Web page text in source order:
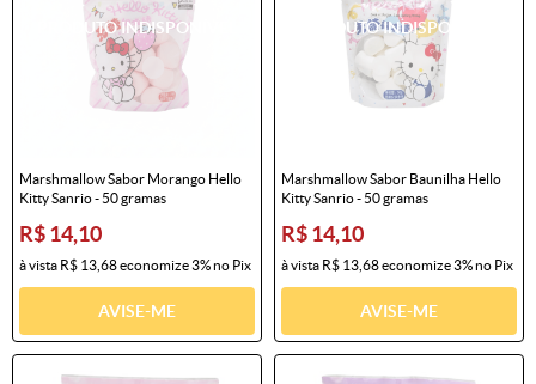
Marshmallow Sabor Morango Hello
Kitty Sanrio - 50 gramas
R$ 14,10
à vista R$ 13,68economize3%no Pix
AVISE-ME
Marshmallow Sabor Baunilha Hello
Kitty Sanrio - 50 gramas
R$ 14,10
à vista R$ 13,68economize3%no Pix
AVISE-ME